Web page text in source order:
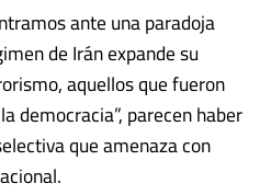
ante una paradoja
de Irán expande su
aquellos que fueron
democracia”, parecen haber
que amenaza con